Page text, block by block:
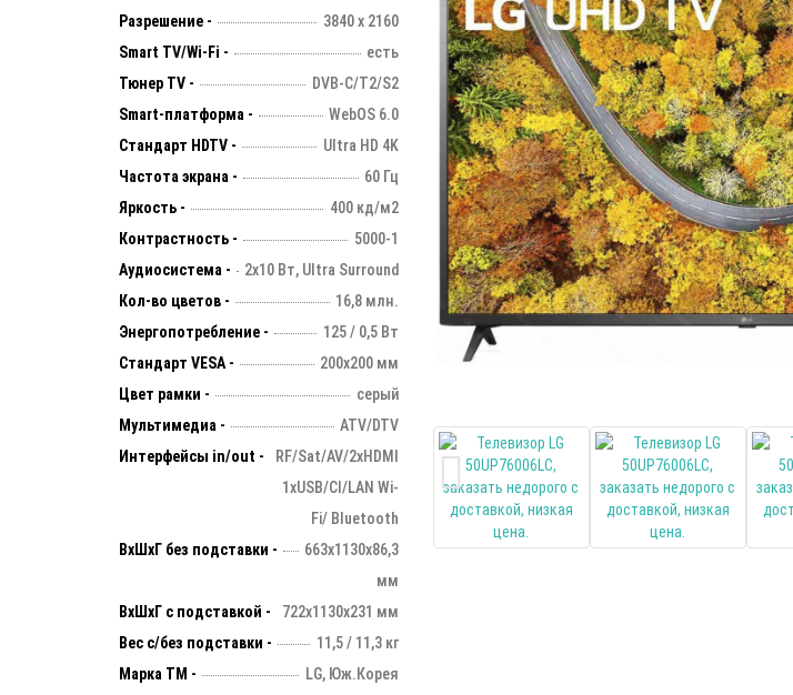
Разрешение -
3840 х 2160
Smart TV/Wi-Fi -
есть
Тюнер TV -
DVB-C/T2/S2
Smart-платформа -
WebOS 6.0
Стандарт HDTV -
Ultra HD 4K
Частота экрана -
60 Гц
Яркость -
400 кд/м2
Контрастность -
5000-1
Аудиосистема -
2х10 Вт, Ultra Surround
Кол-во цветов -
16,8 млн.
Энергопотребление -
125 / 0,5 Вт
Стандарт VESA -
200х200 мм
Цвет рамки -
серый
Мультимедиа -
ATV/DTV
Интерфейсы in/out -
RF/Sat/AV/2xHDMI
1xUSB/CI/LAN Wi-
Fi/ Bluetooth
ВхШхГ без подставки -
663х1130х86,3
мм
ВхШхГ с подставкой -
722х1130х231 мм
Вес с/без подставки -
11,5 / 11,3 кг
Марка ТМ -
LG, Юж.Корея